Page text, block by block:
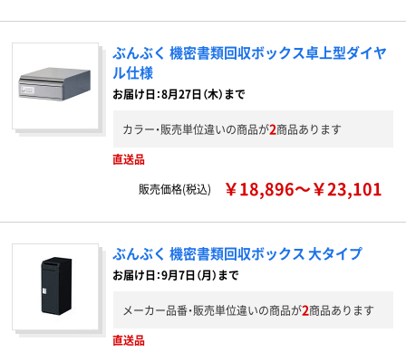
ぶんぶく 機密書類回収ボックス卓上型ダイヤ
ル仕様
お届け日：8月27日（木）まで
カラー・販売単位違いの商品が2商品あります
直送品
販売価格(税込)
￥18,896～￥23,101
ぶんぶく 機密書類回収ボックス 大タイプ
お届け日：9月7日（月）まで
メーカー品番・販売単位違いの商品が2商品あります
直送品